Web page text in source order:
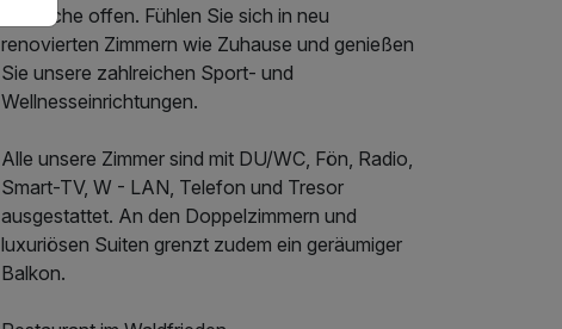
Wünsche offen. Fühlen Sie sich in neu
renovierten Zimmern wie Zuhause und genießen
Sie unsere zahlreichen Sport- und
Wellnesseinrichtungen.
Alle unsere Zimmer sind mit DU/WC, Fön, Radio,
Smart-TV, W - LAN, Telefon und Tresor
ausgestattet. An den Doppelzimmern und
luxuriösen Suiten grenzt zudem ein geräumiger
Balkon.